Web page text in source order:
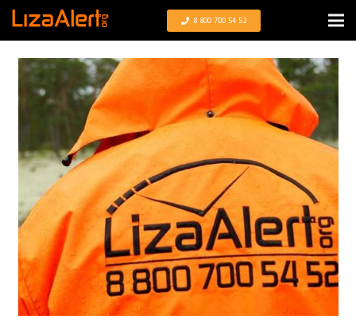
8 800 700 54 52